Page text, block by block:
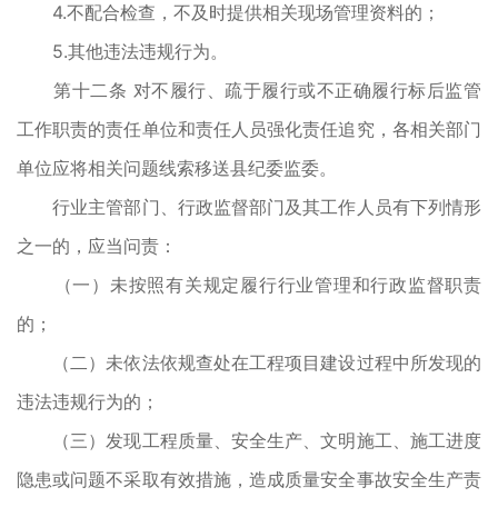
4.不配合检查，不及时提供相关现场管理资料的；
5.其他违法违规行为。
第十二条 对不履行、疏于履行或不正确履行标后监管
工作职责的责任单位和责任人员强化责任追究，各相关部门
单位应将相关问题线索移送县纪委监委。
行业主管部门、行政监督部门及其工作人员有下列情形
之一的，应当问责：
（一）未按照有关规定履行行业管理和行政监督职责
的；
（二）未依法依规查处在工程项目建设过程中所发现的
违法违规行为的；
（三）发现工程质量、安全生产、文明施工、施工进度
隐患或问题不采取有效措施，造成质量安全事故安全生产责